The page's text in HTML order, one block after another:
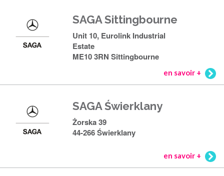
SAGA Sittingbourne
Unit 10, Eurolink Industrial
Estate
ME10 3RN Sittingbourne
en savoir +
SAGA Świerklany
Żorska 39
44-266 Świerklany
en savoir +